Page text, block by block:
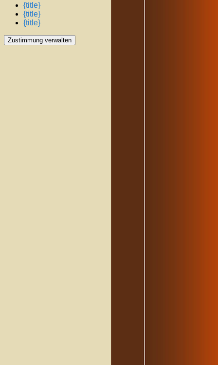
{title}
{title}
{title}
Zustimmung verwalten